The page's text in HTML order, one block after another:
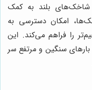
شاخک‌های بلند به کمک
امکان دسترسی به
را فراهم می‌کند. این
سنگین و مرتفع سر